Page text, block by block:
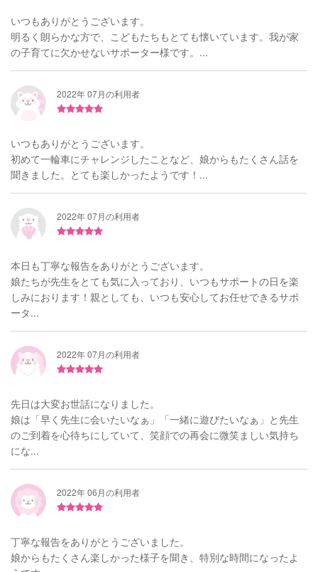
いつもありがとうございます。
明るく朗らかな方で、こどもたちもとても懐いています。我が家
の子育てに欠かせないサポーター様です。...
2022年 07月の利用者
いつもありがとうございます。
初めて一輪車にチャレンジしたことなど、娘からもたくさん話を
聞きました。とても楽しかったようです！...
2022年 07月の利用者
本日も丁寧な報告をありがとうございます。
娘たちが先生をとても気に入っており、いつもサポートの日を楽
しみにおります！親としても、いつも安心してお任せできるサポ
ータ...
2022年 07月の利用者
先日は大変お世話になりました。
娘は「早く先生に会いたいなぁ」「一緒に遊びたいなぁ」と先生
のご到着を心待ちにしていて、笑顔での再会に微笑ましい気持ち
にな...
2022年 06月の利用者
丁寧な報告をありがとうございました。
娘からもたくさん楽しかった様子を聞き、特別な時間になったよ